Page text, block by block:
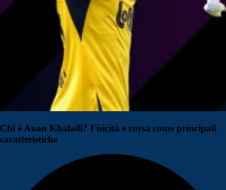
Chi è Anan Khalaili? Fisicità e corsa come principali
caratteristiche